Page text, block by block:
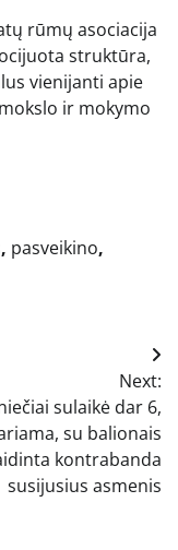
rūmų asociacija
struktūra,
vienijanti apie
ir mokymo
, pasveikino,
Next:
sulaikė dar 6,
su balionais
kontrabanda
susijusius asmenis